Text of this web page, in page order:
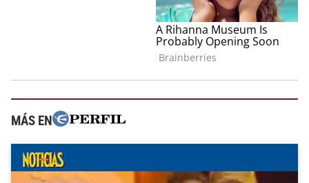
MÁS EN